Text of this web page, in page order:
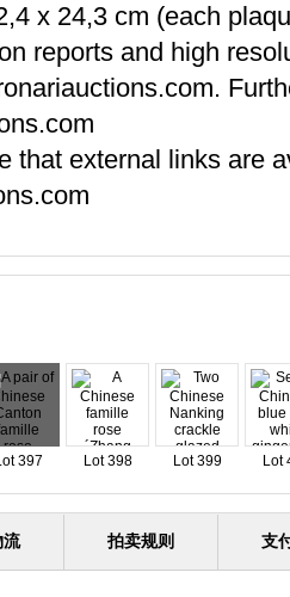
x 24,3 cm (each
reports and high
that external links are
397 Lot 398 Lot 399 Lot
流 拍卖规则 支